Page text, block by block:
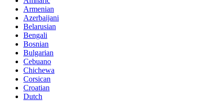
Armenian
Azerbaijani
Belarusian
Bengali
Bosnian
Bulgarian
Cebuano
Chichewa
Corsican
Croatian
Dutch